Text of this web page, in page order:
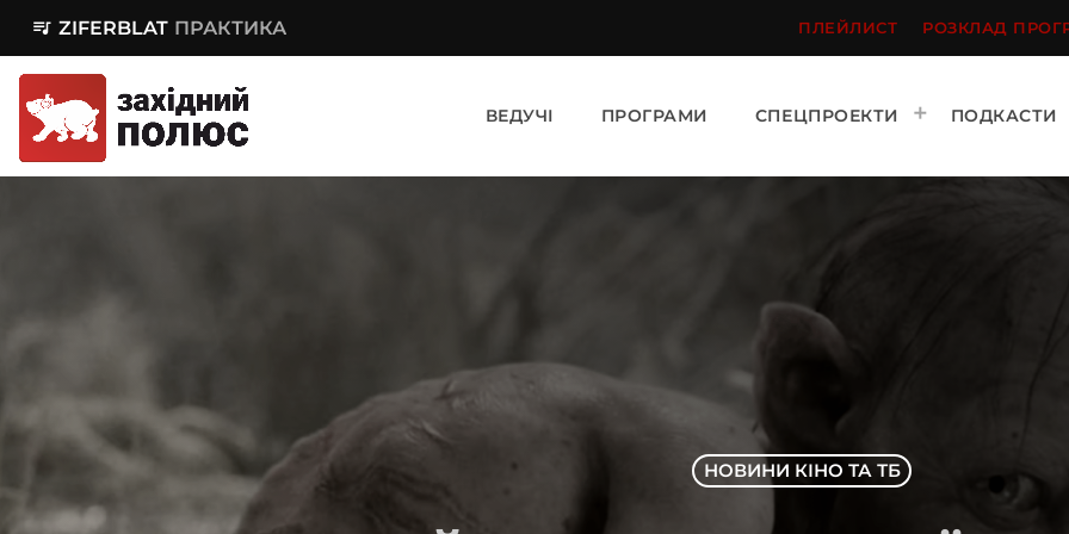
queue_music ZIFERBLAT ПРАКТИКА ПЛЕЙЛИСТ РОЗКЛАД
ВЕДУЧІ ПРОГРАМИ СПЕЦПРОЕКТИ ПОДКАСТИ
НОВИНИ КІНО ТА ТБ